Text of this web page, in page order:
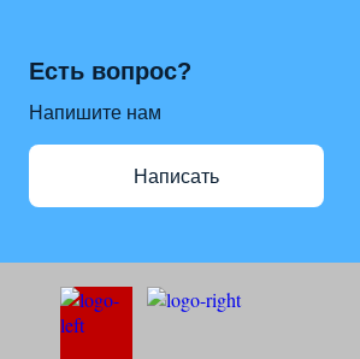
Есть вопрос?
Напишите нам
Написать